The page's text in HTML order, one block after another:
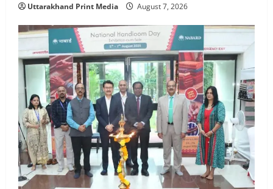
Uttarakhand Print Media August 7, 2026